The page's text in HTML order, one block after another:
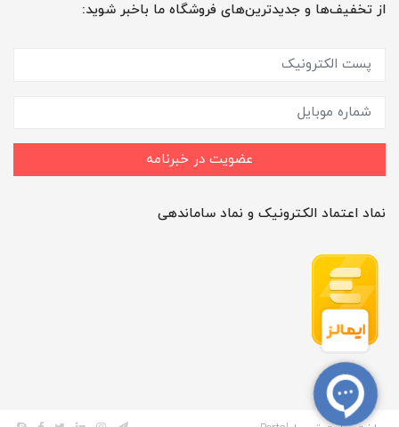
از تخفیف‌ها و جدیدترین‌های فروشگاه ما باخبر شوید:
عضویت در خبرنامه
نماد اعتماد الکترونیک و نماد ساماندهی